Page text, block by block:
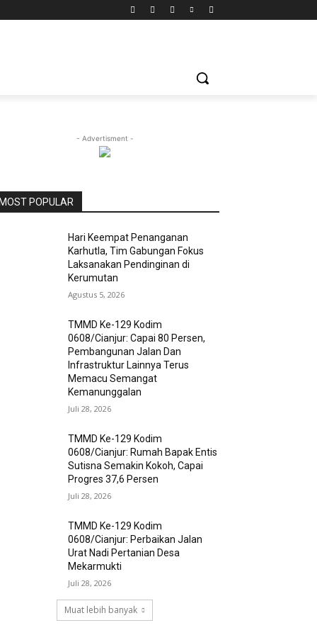
- Advertisment -
MOST POPULAR
Hari Keempat Penanganan
Karhutla, Tim Gabungan Fokus
Laksanakan Pendinginan di
Kerumutan
Agustus 5, 2026
TMMD Ke-129 Kodim
0608/Cianjur: Capai 80 Persen,
Pembangunan Jalan Dan
Infrastruktur Lainnya Terus
Memacu Semangat
Kemanunggalan
Juli 28, 2026
TMMD Ke-129 Kodim
0608/Cianjur: Rumah Bapak Entis
Sutisna Semakin Kokoh, Capai
Progres 37,6 Persen
Juli 28, 2026
TMMD Ke-129 Kodim
0608/Cianjur: Perbaikan Jalan
Urat Nadi Pertanian Desa
Mekarmukti
Juli 28, 2026
Muat lebih banyak